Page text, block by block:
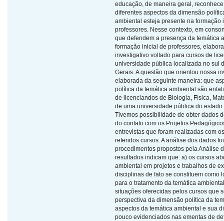
educação, de maneira geral,
diferentes aspectos da dimensão
ambiental esteja presente na formação
professores. Nesse contexto, em
que defendem a presença da temática
formação inicial de professores,
investigativo voltado para cursos de
universidade pública localizada no sul
Gerais. A questão que orientou nossa
elaborada da seguinte maneira: que
política da temática ambiental são
de licenciandos de Biologia, Física,
de uma universidade pública do
Tivemos possibilidade de obter dados
do contato com os Projetos
entrevistas que foram realizadas com
referidos cursos. A análise dos dados
procedimentos propostos pela Análise
resultados indicam que: a) os cursos
ambiental em projetos e trabalhos de
disciplinas de fato se constituem como
para o tratamento da temática
situações oferecidas pelos cursos que
perspectiva da dimensão política da
aspectos da temática ambiental e sua
pouco evidenciados nas ementas de